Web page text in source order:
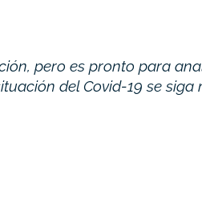
pero es pronto para
del Covid-19 se siga